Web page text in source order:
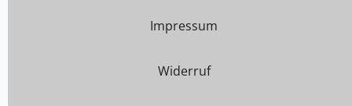
Impressum
Widerruf